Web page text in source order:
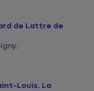
de Lattre de
Louis, La